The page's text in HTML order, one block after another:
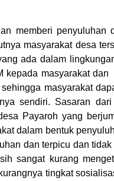
memberi penyuluhan
masyarakat desa
ada dalam
kepada masyarakat dan
masyarakat
sendiri. Sasaran
Payaroh yang
dalam bentuk
dan terpicu dan
sangat kurang
tingkat